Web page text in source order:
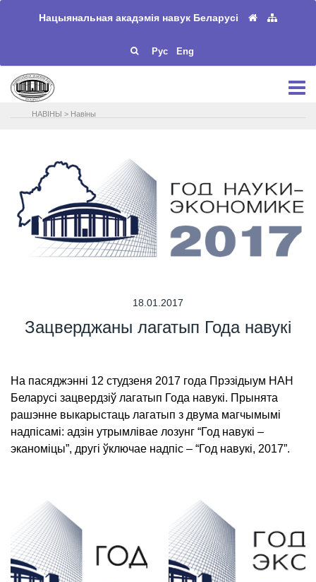
Нацыянальная акадэмія навук Беларусі
Рус Eng
НАВIНЫ > Навіны
18.01.2017
Зацверджаны лагатып Года навукі
На пасяджэнні 12 студзеня 2017 года Прэзідыум НАН
Беларусі зацвердзіў лагатып Года навукі. Прынята
рашэнне выкарыстаць лагатып з двума магчымымі
надпісамі: адзін утрымлівае лозунг “Год навукі –
эканоміцы”, другі ўключае надпіс – “Год навукі, 2017”.